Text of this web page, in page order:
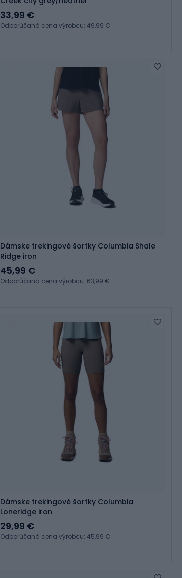
33,99 €
Odporúčaná cena výrobcu: 49,99 €
Dámske trekingové šortky Columbia Shale
Ridge iron
45,99 €
Odporúčaná cena výrobcu: 63,99 €
Dámske trekingové šortky Columbia
Loneridge iron
29,99 €
Odporúčaná cena výrobcu: 45,99 €